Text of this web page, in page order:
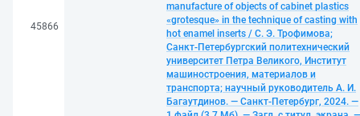
45866
manufacture of objects of cabinet plastics
«grotesque» in the technique of casting with
hot enamel inserts / С. Э. Трофимова;
Санкт-Петербургский политехнический
университет Петра Великого, Институт
машиностроения, материалов и
транспорта; научный руководитель А. И.
Багаутдинов. — Санкт-Петербург, 2024. —